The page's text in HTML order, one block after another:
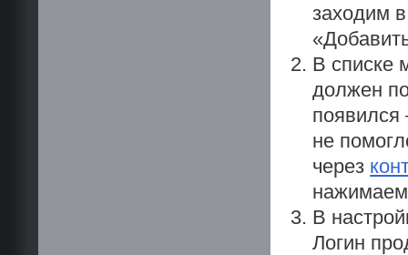
заходим
В списке
должен
появился
не
через
нажимаем
В
Логин